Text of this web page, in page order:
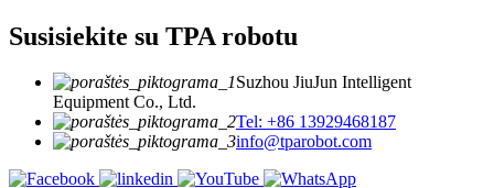
Susisiekite su TPA robotu
Suzhou JiuJun Intelligent
Equipment Co., Ltd.
Tel: +86 13929468187
info@tparobot.com